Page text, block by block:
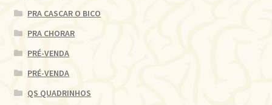
PRA CASCAR O BICO
PRA CHORAR
PRÉ-VENDA
PRÉ-VENDA
QS QUADRINHOS